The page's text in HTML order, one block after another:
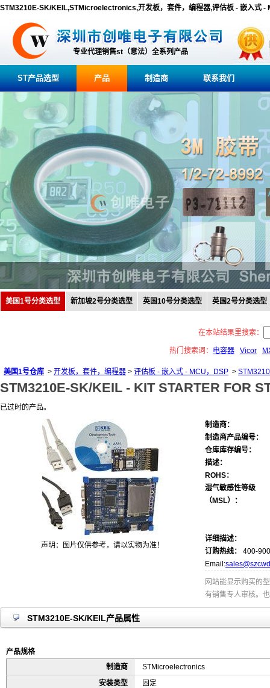
STM3210E-SK/KEIL,STMicroelectronics,开发板，套件，编程器,评估板 - 嵌入式 -
专业代理销售st（意法）全系列产品
ST产品选型 产品 制造商 联系我们
美国1号分类选型 新加坡2号分类选型 英国10号分类选型 英国2号分类选型
在本站结果里搜索：
热门搜索词： 电容器 Vicor
美国1号仓库 > 开发板，套件，编程器 > 评估板 - 嵌入式 - MCU，DSP >
STM3210E-SK/KEIL - KIT STARTER FOR
已过时的产品。
声明：图片仅供参考，请以实物为准！
制造商：
制造商产品编号：
仓库库存编号：
描述：
ROHS：
湿气敏感性等级
（MSL）：
详细描述：
订购热线：
400-
Email:
网站能显示购买的
有销售专人审核。
STM3210E-SK/KEIL产品属性
产品规格
制造商
STMicroelectronics
安装类型
固定